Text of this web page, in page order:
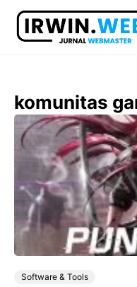
Langsung
komunitas
Software & Tools